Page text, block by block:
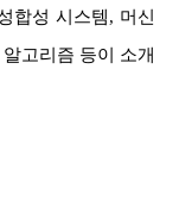
합성 시스템, 머신
고리즘 등이 소개